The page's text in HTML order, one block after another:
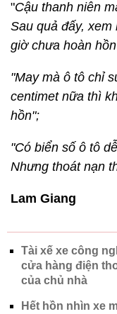
xong đi tiếp như
"Đây chắc mải